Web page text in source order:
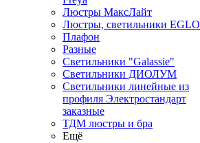
Люстры МаксЛайт
Люстры, светильники EGLO
Плафон
Разные
Светильники "Galassie"
Светильники ДИОЛУМ
Светильники линейные из
профиля Электростандарт
заказные
ТДМ люстры и бра
Ещё